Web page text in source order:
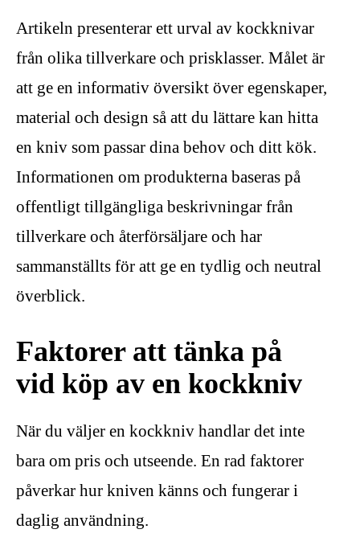
Artikeln presenterar ett urval av kockknivar
från olika tillverkare och prisklasser. Målet är
att ge en informativ översikt över egenskaper,
material och design så att du lättare kan hitta
en kniv som passar dina behov och ditt kök.
Informationen om produkterna baseras på
offentligt tillgängliga beskrivningar från
tillverkare och återförsäljare och har
sammanställts för att ge en tydlig och neutral
överblick.
Faktorer att tänka på
vid köp av en kockkniv
När du väljer en kockkniv handlar det inte
bara om pris och utseende. En rad faktorer
påverkar hur kniven känns och fungerar i
daglig användning.